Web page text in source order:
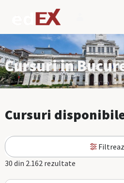
Cursuri in
Cursuri
30 din 2.162 rezultate